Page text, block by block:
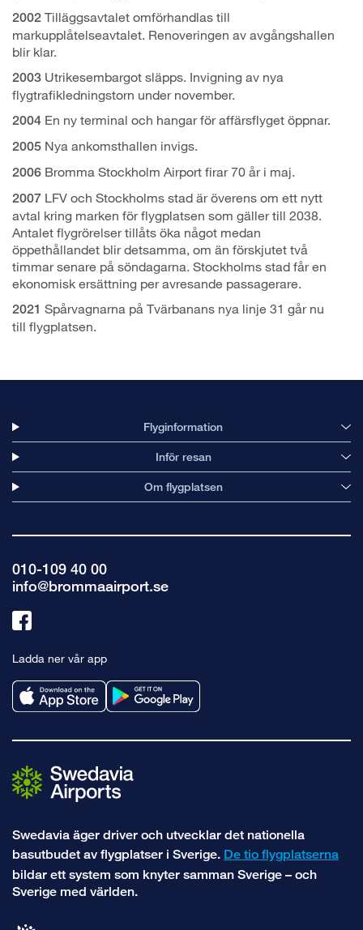
2002 Tilläggsavtalet omförhandlas till
markupplåtelseavtalet. Renoveringen av avgångshallen
blir klar.
2003 Utrikesembargot släpps. Invigning av nya
flygtrafikledningstorn under november.
2004 En ny terminal och hangar för affärsflyget öppnar.
2005 Nya ankomsthallen invigs.
2006 Bromma Stockholm Airport firar 70 år i maj.
2007 LFV och Stockholms stad är överens om ett nytt
avtal kring marken för flygplatsen som gäller till 2038.
Antalet flygrörelser tillåts öka något medan
öppethållandet blir detsamma, om än förskjutet två
timmar senare på söndagarna. Stockholms stad får en
ekonomisk ersättning per avresande passagerare.
2021 Spårvagnarna på Tvärbanans nya linje 31 går nu
till flygplatsen.
Flyginformation
Inför resan
Om flygplatsen
010-109 40 00
info@brommaairport.se
facebook
Ladda ner vår app
Swedavia äger driver och utvecklar det nationella
basutbudet av flygplatser i Sverige. De tio flygplatserna
bildar ett system som knyter samman Sverige – och
Sverige med världen.